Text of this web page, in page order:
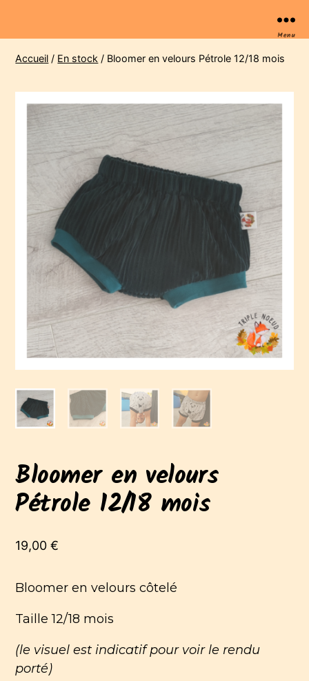
Menu
Accueil / En stock / Bloomer en velours Pétrole 12/18 mois
Bloomer en velours
Pétrole 12/18 mois
19,00€
Bloomer en velours côtelé
Taille 12/18 mois
(le visuel est indicatif pour voir le rendu
porté)